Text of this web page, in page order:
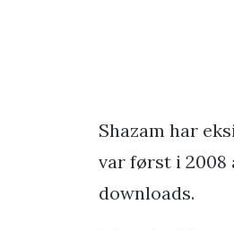
Shazam har
var først i 2008
downloads.